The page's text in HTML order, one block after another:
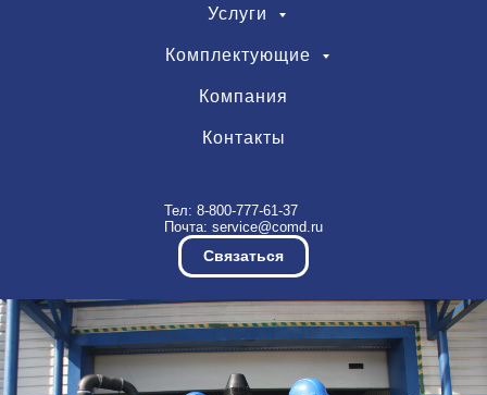
Услуги
Комплектующие
Компания
Контакты
Тел: 8-800-777-61-37
Почта: service@comd.ru
Связаться